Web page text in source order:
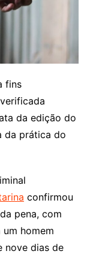
fins
da edição do
da prática do
confirmou
pena, com
um homem
nove dias de